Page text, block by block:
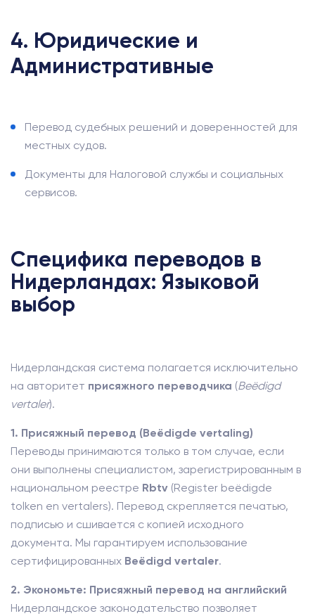
4. Юридические и
Административные
Перевод судебных решений и доверенностей для
местных судов.
Документы для Налоговой службы и социальных
сервисов.
Специфика переводов в
Нидерландах: Языковой
выбор
Нидерландская система полагается исключительно
на авторитет присяжного переводчика (Beëdigd
vertaler).
1. Присяжный перевод (Beëdigde vertaling)
Переводы принимаются только в том случае, если
они выполнены специалистом, зарегистрированным в
национальном реестре Rbtv (Register beëdigde
tolken en vertalers). Перевод скрепляется печатью,
подписью и сшивается с копией исходного
документа. Мы гарантируем использование
сертифицированных Beëdigd vertaler.
2. Экономьте: Присяжный перевод на английский
Нидерландское законодательство позволяет